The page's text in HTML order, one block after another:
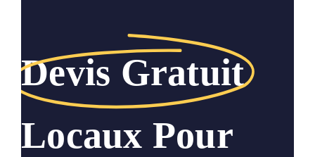
Devis Gratuit
Locaux Pour